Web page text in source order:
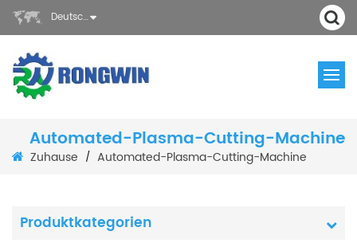
Deutsch
Automated-Plasma-Cutting-Machine
Zuhause / Automated-Plasma-Cutting-Machine
Produktkategorien